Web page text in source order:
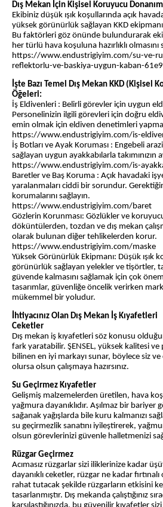
Dış Mekan İçin Kişisel Koruyucu
Ekibiniz düşük ışık koşullarında açık
yüksek görünürlük sağlayan KKD
Bu faktörleri göz önünde bulundurarak
her türlü hava koşuluna hazırlıklı
https://www.endustrigiyim.com/su-ve-
reflektorlu-ve-baskiya-uygun-kaban-
İşte Bazı Temel Dış Mekan KKD (Kişisel
Öğeleri:
İş Eldivenleri : Belirli görevler için uygun
Personelinizin ilgili görevleri için doğru
emin olmak için eldiven denetimleri
https://www.endustrigiyim.com/is-
İş Botları ve Ayak Koruması : Engebeli
sağlayan uygun ayakkabılarla takımınızın
https://www.endustrigiyim.com/is-
Baretler ve Baş Koruma : Açık havadaki
yaralanmaları ciddi bir sorundur.
korumalarını sağlayın.
https://www.endustrigiyim.com/baret
Gözlerin Korunması: Gözlükler ve
döküntülerden, tozdan ve dış mekan
olarak bulunan diğer tehlikelerden korur.
https://www.endustrigiyim.com/maske
Yüksek Görünürlük Ekipmanı: Düşük ışık
görünürlük sağlayan yelekler ve tişörtler,
güvende kalmasını sağlamak için çok
tasarımlar, güvenliğe öncelik verirken
mükemmel bir yoludur.
İhtiyacınız Olan Dış Mekan İş Kıyafetleri
Ceketler
Dış mekan iş kıyafetleri söz konusu
fark yaratabilir. ŞENSEL, yüksek kalitesi ve
bilinen en iyi markayı sunar, böylece siz
olursa olsun çalışmaya hazırsınız.
Su Geçirmez Kıyafetler
Gelişmiş malzemelerden üretilen, hava
yağmura dayanıklıdır. Aşılmaz bir bariyer
sağanak yağışlarda bile kuru kalmanızı
su geçirmezlik sanatını iyileştirerek,
olsun görevlerinizi güvenle halletmenizi
Rüzgar Geçirmez
Acımasız rüzgarlar sizi iliklerinize kadar
dayanıklı ceketler, rüzgar ne kadar
rahat tutacak şekilde rüzgarların etkisini
tasarlanmıştır. Dış mekanda çalıştığınız